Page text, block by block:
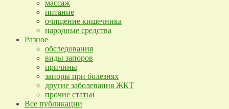
массаж
питание
очищение кишечника
народные средства
Разное
обследования
виды запоров
причины
запоры при болезнях
другие заболевания ЖКТ
прочие статьи
Все публикации